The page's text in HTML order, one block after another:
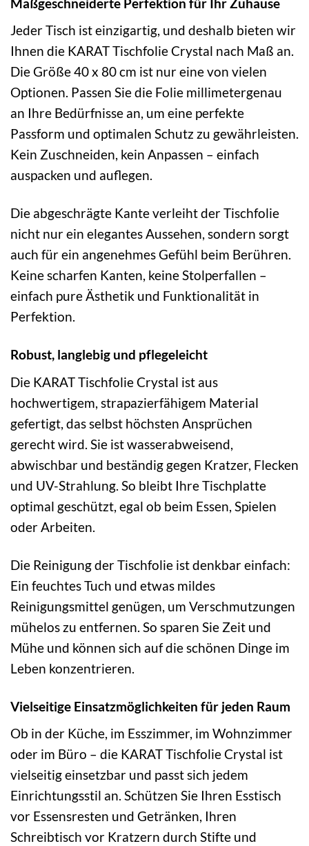
Jeder Tisch ist einzigartig, und deshalb bieten wir
Ihnen die KARAT Tischfolie Crystal nach Maß an.
Die Größe 40 x 80 cm ist nur eine von vielen
Optionen. Passen Sie die Folie millimetergenau
an Ihre Bedürfnisse an, um eine perfekte
Passform und optimalen Schutz zu gewährleisten.
Kein Zuschneiden, kein Anpassen – einfach
auspacken und auflegen.
Die abgeschrägte Kante verleiht der Tischfolie
nicht nur ein elegantes Aussehen, sondern sorgt
auch für ein angenehmes Gefühl beim Berühren.
Keine scharfen Kanten, keine Stolperfallen –
einfach pure Ästhetik und Funktionalität in
Perfektion.
Robust, langlebig und pflegeleicht
Die KARAT Tischfolie Crystal ist aus
hochwertigem, strapazierfähigem Material
gefertigt, das selbst höchsten Ansprüchen
gerecht wird. Sie ist wasserabweisend,
abwischbar und beständig gegen Kratzer, Flecken
und UV-Strahlung. So bleibt Ihre Tischplatte
optimal geschützt, egal ob beim Essen, Spielen
oder Arbeiten.
Die Reinigung der Tischfolie ist denkbar einfach:
Ein feuchtes Tuch und etwas mildes
Reinigungsmittel genügen, um Verschmutzungen
mühelos zu entfernen. So sparen Sie Zeit und
Mühe und können sich auf die schönen Dinge im
Leben konzentrieren.
Vielseitige Einsatzmöglichkeiten für jeden Raum
Ob in der Küche, im Esszimmer, im Wohnzimmer
oder im Büro – die KARAT Tischfolie Crystal ist
vielseitig einsetzbar und passt sich jedem
Einrichtungsstil an. Schützen Sie Ihren Esstisch
vor Essensresten und Getränken, Ihren
Schreibtisch vor Kratzern durch Stifte und